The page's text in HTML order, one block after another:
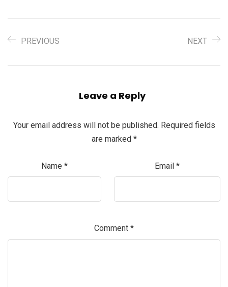
PREVIOUS NEXT
Leave a Reply
Your email address will not be published. Required fields
are marked *
Name * Email *
Comment *